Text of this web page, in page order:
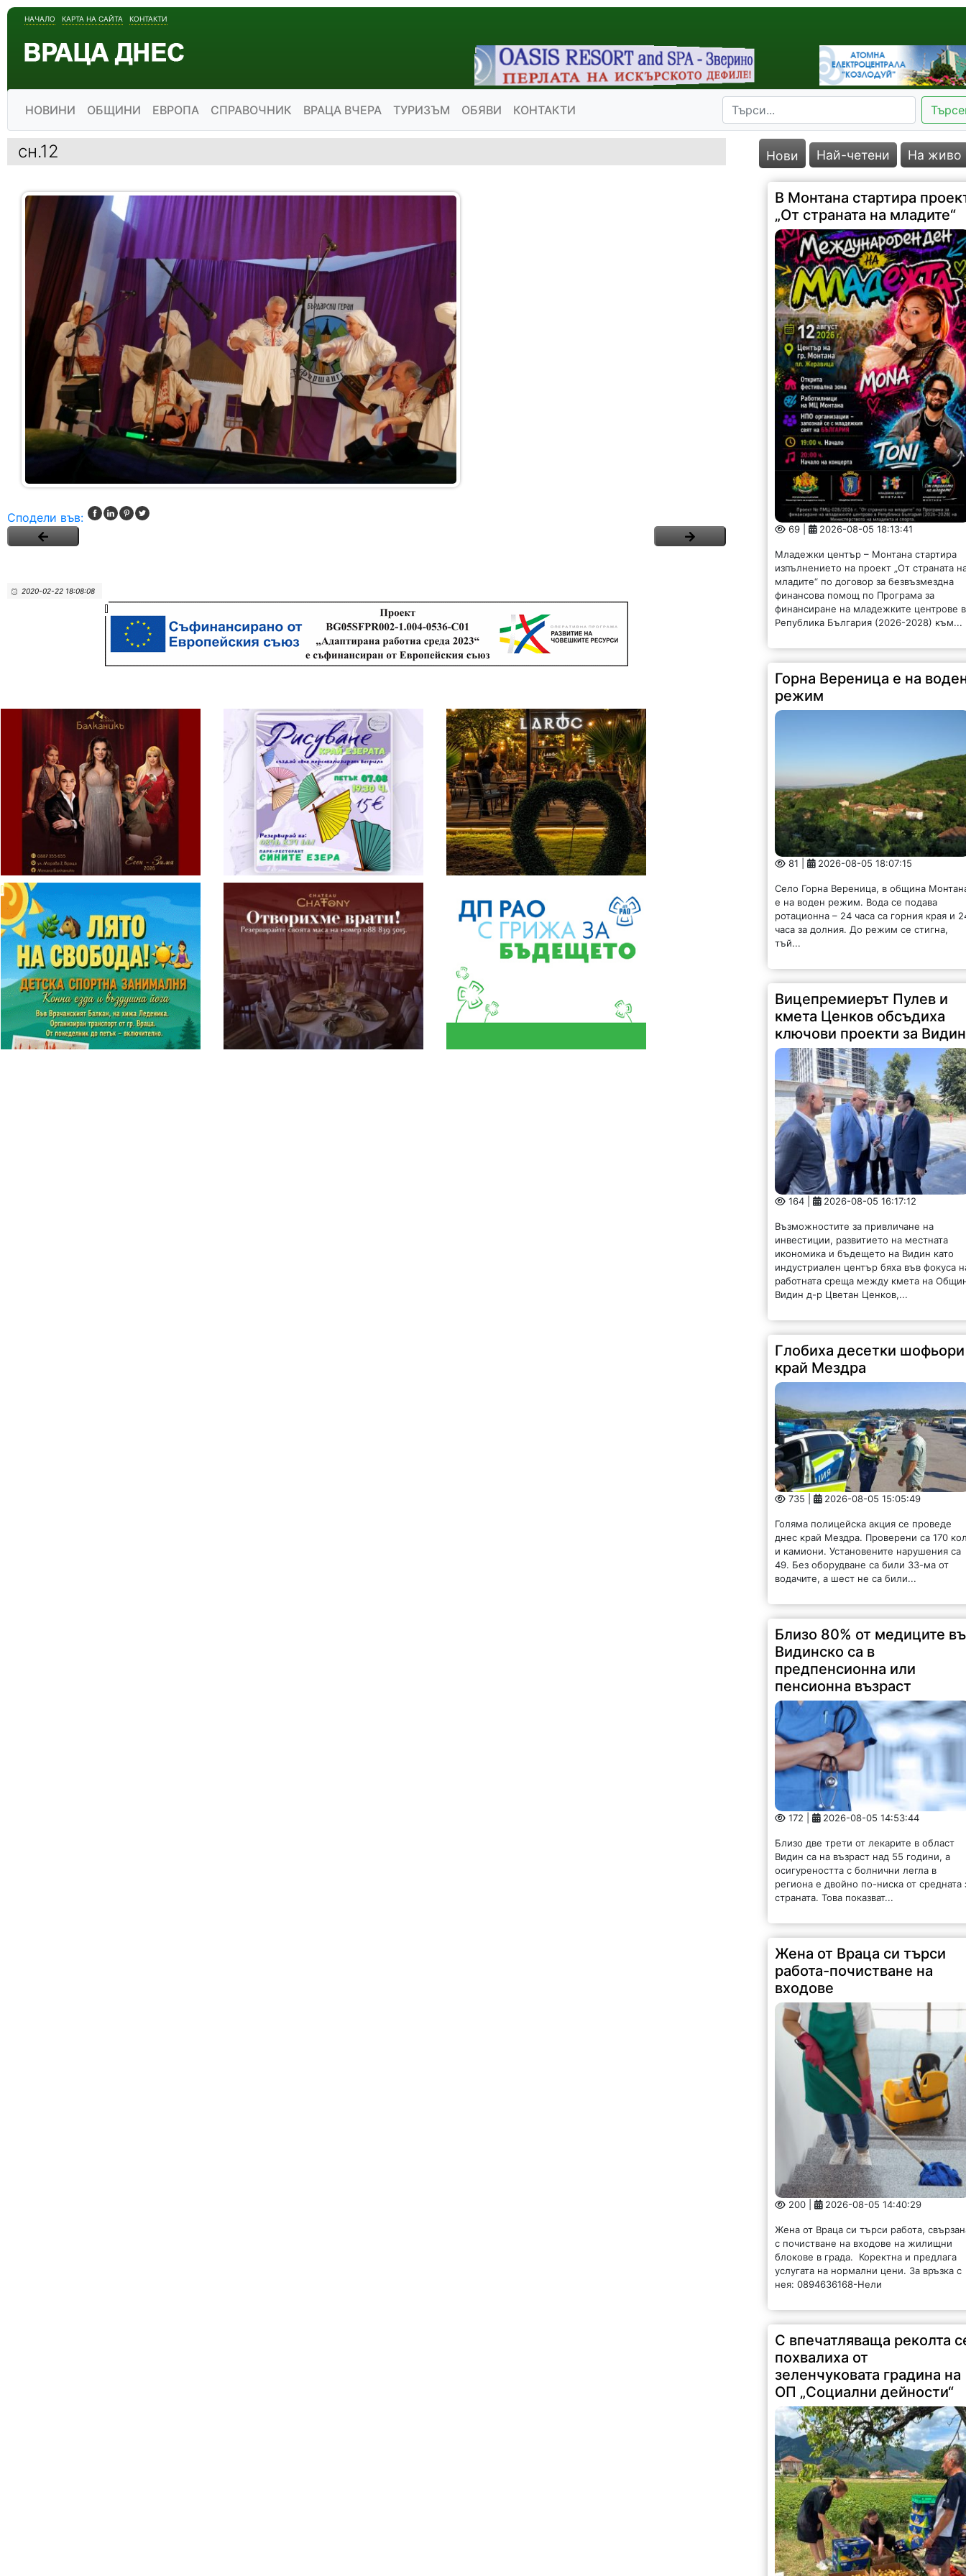
НАЧАЛО КАРТА НА САЙТА КОНТАКТИ
НОВИНИ ОБЩИНИ ЕВРОПА СПРАВОЧНИК ВРАЦА ВЧЕРА ТУРИЗЪМ ОБЯВИ КОНТАКТИ
сн.12
Сподели във:
2020-02-22 18:08:08
Нови Най-четени На живо
В Монтана стартира
„От страната на младите“
69 | 2026-08-05 18:13:41
Младежки център – Монтана стартира
изпълнението на проект „От страната
младите“ по договор за безвъзмездна
финансова помощ по Програма за
финансиране на младежките центрове в
Република България (2026-2028) към...
Горна Вереница е на
режим
81 | 2026-08-05 18:07:15
Село Горна Вереница, в община
е на воден режим. Вода се подава
ротационна – 24 часа са горния края и
часа за долния. До режим се стигна,
тъй...
Вицепремиерът Пулев и
кмета Ценков обсъдиха
ключови проекти за Видин
164 | 2026-08-05 16:17:12
Възможностите за привличане на
инвестиции, развитието на местната
икономика и бъдещето на Видин като
индустриален център бяха във фокуса
работната среща между кмета на
Видин д-р Цветан Ценков,...
Глобиха десетки шофьори
край Мездра
735 | 2026-08-05 15:05:49
Голяма полицейска акция се проведе
днес край Мездра. Проверени са 170
и камиони. Установените нарушения са
49. Без оборудване са били 33-ма от
водачите, а шест не са били...
Близо 80% от медиците
Видинско са в
предпенсионна или
пенсионна възраст
172 | 2026-08-05 14:53:44
Близо две трети от лекарите в област
Видин са на възраст над 55 години, а
осигуреността с болнични легла в
региона е двойно по-ниска от средната
страната. Това показват...
Жена от Враца си търси
работа-почистване на
входове
200 | 2026-08-05 14:40:29
Жена от Враца си търси работа,
с почистване на входове на жилищни
блокове в града. Коректна и предлага
услугата на нормални цени. За връзка с
нея: 0894636168-Нели
С впечатляваща реколта
похвалиха от
зеленчуковата градина на
ОП „Социални дейности“